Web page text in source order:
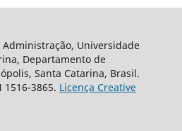
Administração, Universidade
Departamento de
Santa Catarina, Brasil.
1516-3865. Licença Creative